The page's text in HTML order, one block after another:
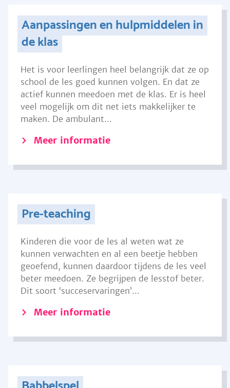
Aanpassingen en hulpmiddelen in
de klas
Het is voor leerlingen heel belangrijk dat ze op
school de les goed kunnen volgen. En dat ze
actief kunnen meedoen met de klas. Er is heel
veel mogelijk om dit net iets makkelijker te
maken. De ambulant...
Meer informatie
Pre-teaching
Kinderen die voor de les al weten wat ze
kunnen verwachten en al een beetje hebben
geoefend, kunnen daardoor tijdens de les veel
beter meedoen. Ze begrijpen de lesstof beter.
Dit soort ‘succeservaringen’...
Meer informatie